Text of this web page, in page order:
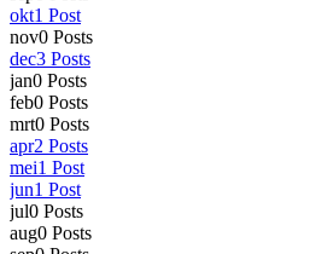
okt1 Post
nov0 Posts
dec3 Posts
jan0 Posts
feb0 Posts
mrt0 Posts
apr2 Posts
mei1 Post
jun1 Post
jul0 Posts
aug0 Posts